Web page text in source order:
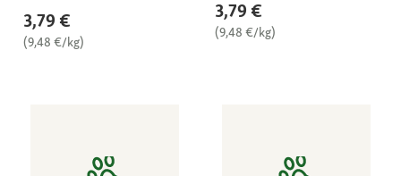
3,79 €
(9,48 €/kg)
3,79 €
(9,48 €/kg)